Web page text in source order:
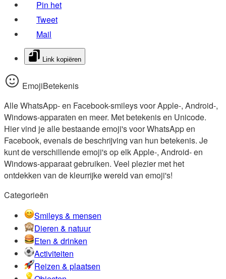
Pin het
Tweet
Mail
Link kopiëren
EmojiBetekenis
Alle WhatsApp- en Facebook-smileys voor Apple-, Android-,
Windows-apparaten en meer. Met betekenis en Unicode.
Hier vind je alle bestaande emoji's voor WhatsApp en
Facebook, evenals de beschrijving van hun betekenis. Je
kunt de verschillende emoji's op elk Apple-, Android- en
Windows-apparaat gebruiken. Veel plezier met het
ontdekken van de kleurrijke wereld van emoji's!
Categorieën
Smileys & mensen
Dieren & natuur
Eten & drinken
Activiteiten
Reizen & plaatsen